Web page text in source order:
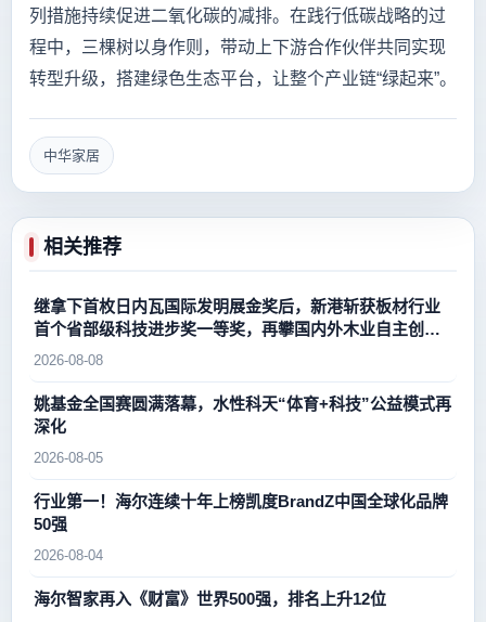
列措施持续促进二氧化碳的减排。在践行低碳战略的过
程中，三棵树以身作则，带动上下游合作伙伴共同实现
转型升级，搭建绿色生态平台，让整个产业链“绿起来”。
中华家居
相关推荐
继拿下首枚日内瓦国际发明展金奖后，新港斩获板材行业
首个省部级科技进步奖一等奖，再攀国内外木业自主创新
新高峰
2026-08-08
姚基金全国赛圆满落幕，水性科天“体育+科技”公益模式再
深化
2026-08-05
行业第一！海尔连续十年上榜凯度BrandZ中国全球化品牌
50强
2026-08-04
海尔智家再入《财富》世界500强，排名上升12位